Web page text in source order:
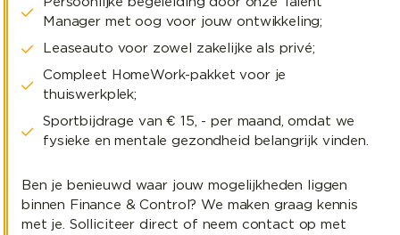
Manager met oog voor jouw ontwikkeling;
Leaseauto voor zowel zakelijke als privé;
Compleet HomeWork-pakket voor je
thuiswerkplek;
Sportbijdrage van € 15, - per maand, omdat we
fysieke en mentale gezondheid belangrijk vinden.
Ben je benieuwd waar jouw mogelijkheden liggen
binnen Finance & Control? We maken graag kennis
met je. Solliciteer direct of neem contact op met